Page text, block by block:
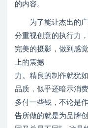
的内容。
为了能让杰出的广
分重视创意的执行力
完美的摄影，做到感
上的震撼
力。精良的制作就犹
品质，似乎还暗示消
多付一些钱，不论
告所做的就是为品牌